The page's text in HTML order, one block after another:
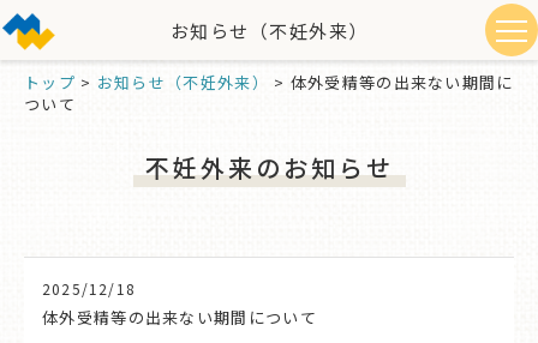
お知らせ（不妊外来）
トップ > お知らせ（不妊外来） > 体外受精等の出来ない期間に
ついて
不妊外来のお知らせ
2025/12/18
体外受精等の出来ない期間について